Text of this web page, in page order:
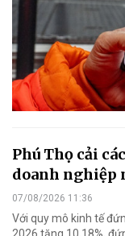
Phú Thọ cải
doanh nghiệp
07/08/2026 11:36
Với quy mô kinh tế